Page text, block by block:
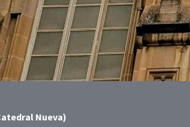
Nueva)